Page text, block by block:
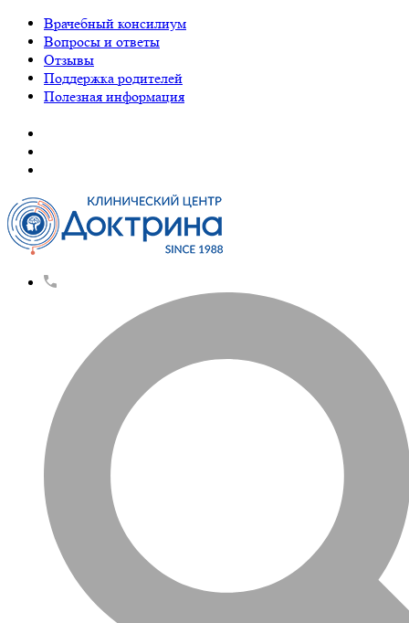
Врачебный консилиум
Вопросы и ответы
Отзывы
Поддержка родителей
Полезная информация